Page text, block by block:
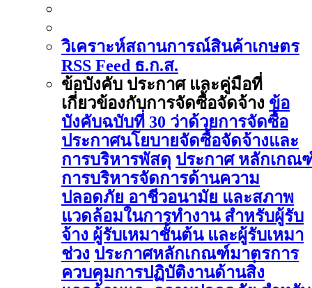
วิเคราะห์สถานการณ์สินค้าเกษตร
RSS Feed ธ.ก.ส.
ข้อบังคับ ประกาศ และคู่มือที่
เกี่ยวข้องกับการจัดซื้อจัดจ้าง ข้อ
บังคับฉบับที่ 30 ว่าด้วยการจัดซื้อ
ประกาศนโยบายจัดซื้อจัดจ้างและ
การบริหารพัสดุ ประกาศ หลักเกณ
การบริหารจัดการด้านความ
ปลอดภัย อาชีวอนามัย และสภาพ
แวดล้อมในการทำงาน สำหรับผู้รับ
จ้าง ผู้รับเหมาชั้นต้น และผู้รับเหมา
ช่วง ประกาศหลักเกณฑ์มาตรการ
ควบคุมการปฏิบัติงานด้านสิ่ง